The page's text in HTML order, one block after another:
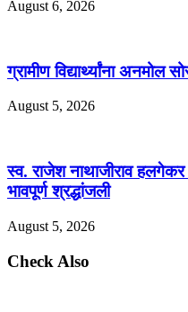
August 6, 2026
ग्रामीण विद्यार्थ्यांना अनमोल
August 5, 2026
स्व. राजेश नाथाजीराव हलगेकर
भावपूर्ण श्रद्धांजली
August 5, 2026
Check Also